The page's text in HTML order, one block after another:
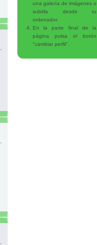
una galería de imágenes o
subirla desde tu
ordenador.
En la parte final de la
página pulsa el botón
"cambiar perfil".